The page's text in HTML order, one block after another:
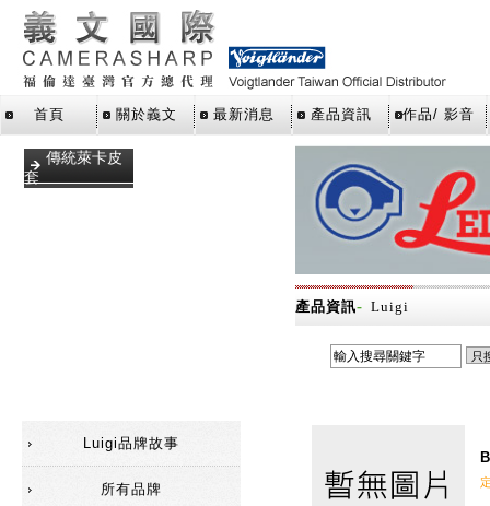
首頁 關於義文 最新消息 產品資訊 作品/ 影音
傳統萊卡皮
套
Luigi品牌故事
所有品牌
產品資訊- Luigi